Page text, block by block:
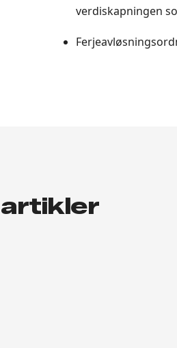
verdiskapningen